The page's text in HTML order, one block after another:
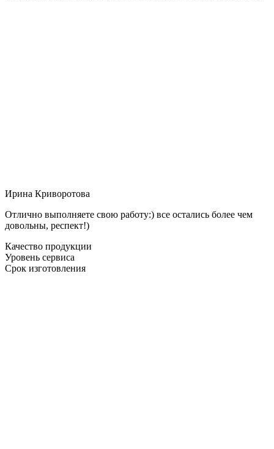
Ирина Криворотова
Отлично выполняете свою работу:) все остались более чем
довольны, респект!)
Качество продукции
Уровень сервиса
Срок изготовления